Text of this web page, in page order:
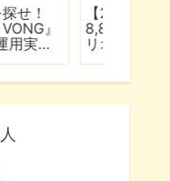
】2億
ポートフォ
米国ETF・個